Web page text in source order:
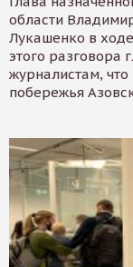
области
Лукашенко в
этого разговора
журналистам, что
побережья